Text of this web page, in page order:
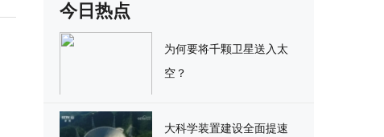
今日热点
为何要将千颗卫星送入太
空？
大科学装置建设全面提速